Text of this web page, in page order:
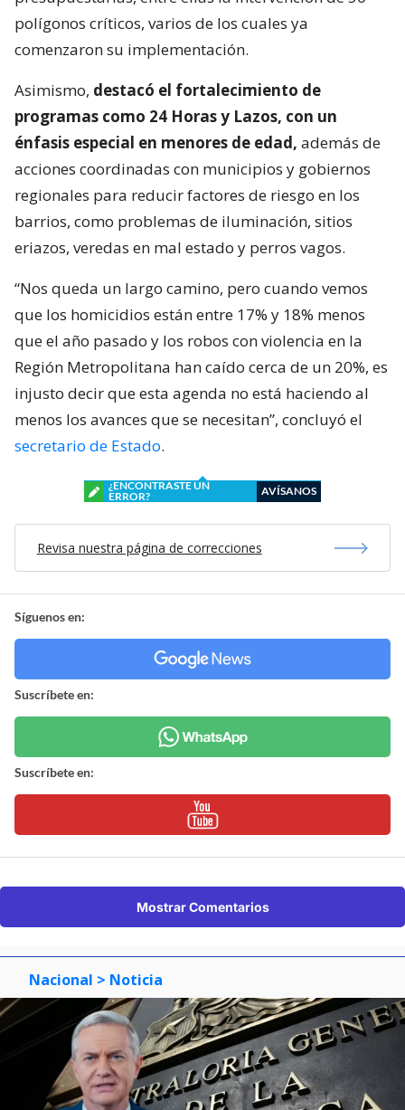
polígonos críticos, varios de los cuales ya
comenzaron su implementación.
Asimismo, destacó el fortalecimiento de
programas como 24 Horas y Lazos, con un
énfasis especial en menores de edad, además de
acciones coordinadas con municipios y gobiernos
regionales para reducir factores de riesgo en los
barrios, como problemas de iluminación, sitios
eriazos, veredas en mal estado y perros vagos.
“Nos queda un largo camino, pero cuando vemos
que los homicidios están entre 17% y 18% menos
que el año pasado y los robos con violencia en la
Región Metropolitana han caído cerca de un 20%, es
injusto decir que esta agenda no está haciendo al
menos los avances que se necesitan”, concluyó el
secretario de Estado.
¿ENCONTRASTE UN
ERROR?
AVÍSANOS
Revisa nuestra página de correcciones
Síguenos en:
Suscríbete en:
Suscríbete en:
Mostrar Comentarios
Nacional > Noticia